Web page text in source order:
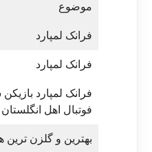
موضوع
فرانک لمپارد
فرانک لمپارد
فرانک لمپارد
فوتبال اهل
بهترین و گلزن ترین